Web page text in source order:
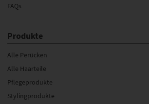
FAQs
Produkte
Alle Perücken
Alle Haarteile
Pflegeprodukte
Stylingprodukte